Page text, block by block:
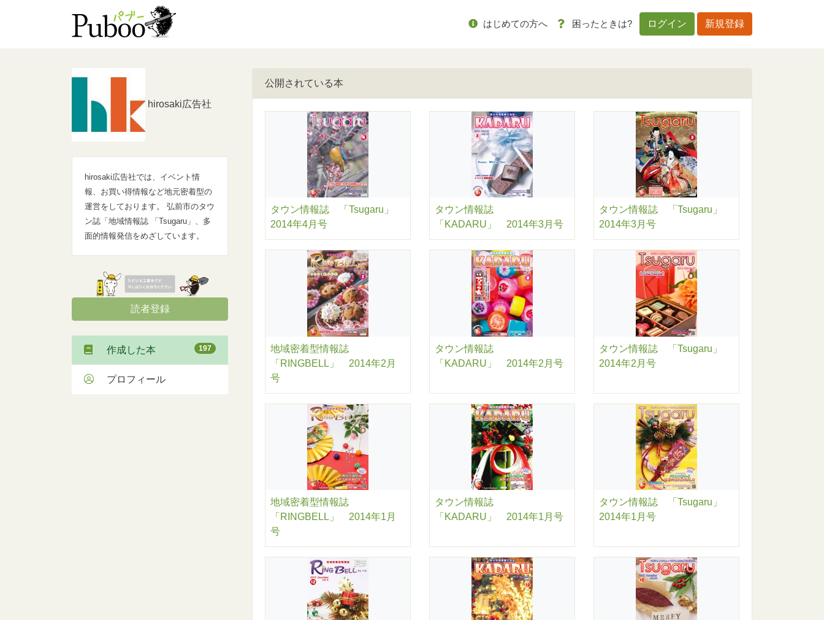
はじめての方へ 困ったときは? ログイン 新規登録
公開されている本
タウン情報誌 「Tsugaru」
2014年4月号
タウン情報誌
「KADARU」 2014年3月号
タウン情報誌 「Tsugaru」
2014年3月号
地域密着型情報誌
「RINGBELL」 2014年2月
号
タウン情報誌
「KADARU」 2014年2月号
タウン情報誌 「Tsugaru」
2014年2月号
地域密着型情報誌
「RINGBELL」 2014年1月
号
タウン情報誌
「KADARU」 2014年1月号
タウン情報誌 「Tsugaru」
2014年1月号
hirosaki広告社
hirosaki広告社では、イベント情
報、お買い得情報など地元密着型の
運営をしております。 弘前市のタウ
ン誌「地域情報誌 「Tsugaru」、多
面的情報発信をめざしています。
読者登録
作成した本 197
プロフィール